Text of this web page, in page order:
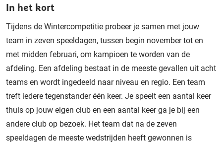
In het kort
Tijdens de Wintercompetitie probeer je samen met jouw
team in zeven speeldagen, tussen begin november tot en
met midden februari, om kampioen te worden van de
afdeling. Een afdeling bestaat in de meeste gevallen uit acht
teams en wordt ingedeeld naar niveau en regio. Een team
treft iedere tegenstander één keer. Je speelt een aantal keer
thuis op jouw eigen club en een aantal keer ga je bij een
andere club op bezoek. Het team dat na de zeven
speeldagen de meeste wedstrijden heeft gewonnen is